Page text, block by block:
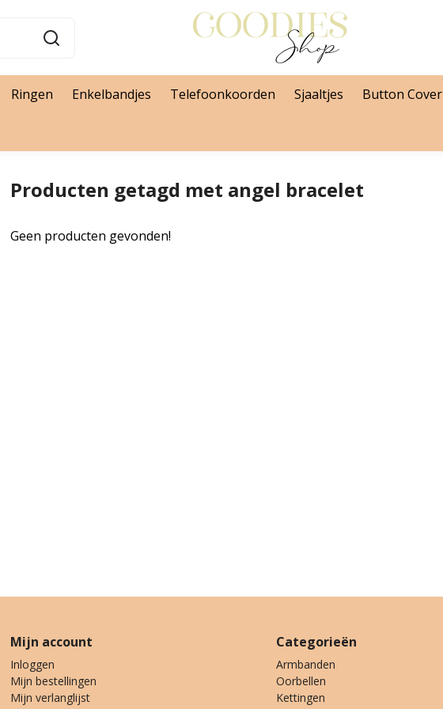
Ringen Enkelbandjes Telefoonkoorden Sjaaltjes Button Cover
Producten getagd met angel bracelet
Geen producten gevonden!
Mijn account
Inloggen
Mijn bestellingen
Mijn verlanglijst
Categorieën
Armbanden
Oorbellen
Kettingen